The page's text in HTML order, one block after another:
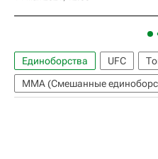
Единоборства UFC
ММА (Смешанные